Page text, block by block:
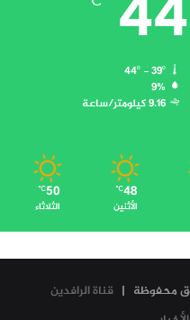
44º - 39º
9%
9.16 كيلومتر/ساعة
48
℃
الأثنين
50
℃
الثلاثاء
قناة الرافدين